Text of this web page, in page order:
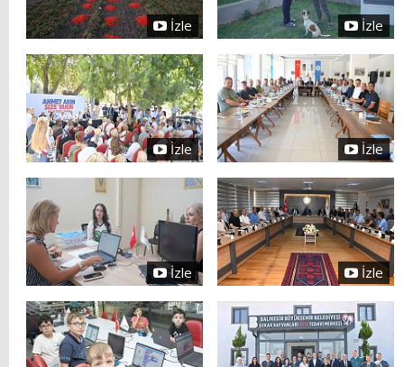
İzle İzle
İzle İzle
İzle İzle